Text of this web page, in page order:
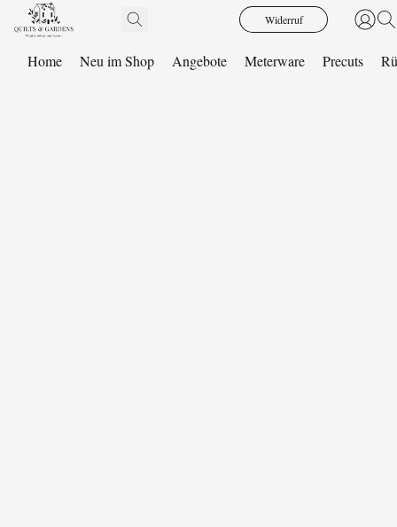
Widerruf
Home Neu im Shop Angebote Meterware Precuts